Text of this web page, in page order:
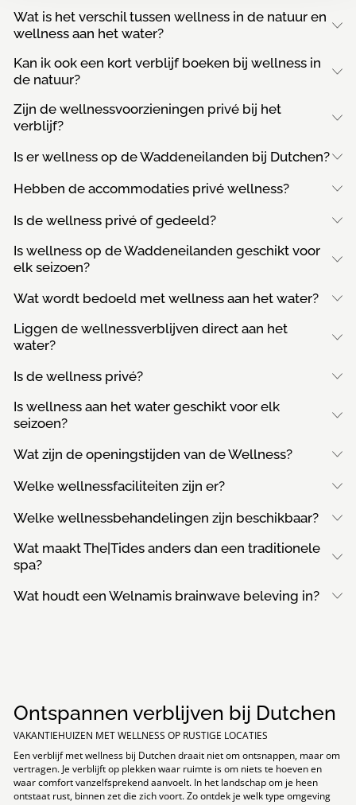
Wat is het verschil tussen wellness in de natuur en
wellness aan het water?
Kan ik ook een kort verblijf boeken bij wellness in
de natuur?
Zijn de wellnessvoorzieningen privé bij het
verblijf?
Is er wellness op de Waddeneilanden bij Dutchen?
Hebben de accommodaties privé wellness?
Is de wellness privé of gedeeld?
Is wellness op de Waddeneilanden geschikt voor
elk seizoen?
Wat wordt bedoeld met wellness aan het water?
Liggen de wellnessverblijven direct aan het
water?
Is de wellness privé?
Is wellness aan het water geschikt voor elk
seizoen?
Wat zijn de openingstijden van de Wellness?
Welke wellnessfaciliteiten zijn er?
Welke wellnessbehandelingen zijn beschikbaar?
Wat maakt The|Tides anders dan een traditionele
spa?
Wat houdt een Welnamis brainwave beleving in?
Ontspannen verblijven bij Dutchen
VAKANTIEHUIZEN MET WELLNESS OP RUSTIGE LOCATIES
Een verblijf met wellness bij Dutchen draait niet om ontsnappen, maar om
vertragen. Je verblijft op plekken waar ruimte is om niets te hoeven en
waar comfort vanzelfsprekend aanvoelt. In het landschap om je heen
ontstaat rust, binnen zet die zich voort. Zo ontdek je welk type omgeving